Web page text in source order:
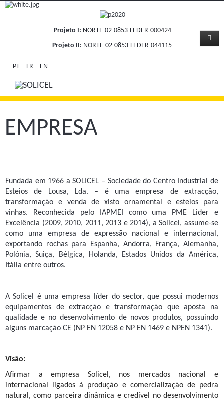
Projeto I: NORTE-02-0853-FEDER-000424
Projeto II: NORTE-02-0853-FEDER-044115
PT FR EN
EMPRESA
Fundada em 1966 a SOLICEL – Sociedade do Centro Industrial de
Esteios de Lousa, Lda. – é uma empresa de extracção,
transformação e venda de xisto ornamental e esteios para
vinhas. Reconhecida pelo IAPMEI como uma PME Lider e
Excelência (2009, 2010, 2011, 2013 e 2014), a Solicel, assume-se
como uma empresa de expressão nacional e internacional,
exportando rochas para Espanha, Andorra, França, Alemanha,
Polónia, Suiça, Bélgica, Holanda, Estados Unidos da América,
Itália entre outros.
A Solicel é uma empresa líder do sector, que possui modernos
equipamentos de extracção e transformação que aposta na
qualidade e no desenvolvimento de novos produtos, possuindo
alguns marcação CE (NP EN 12058 e NP EN 1469 e NPEN 1341).
Visão:
Afirmar a empresa Solicel, nos mercados nacional e
internacional ligados à produção e comercialização de pedra
natural, como parceira dinâmica e credível no desenvolvimento